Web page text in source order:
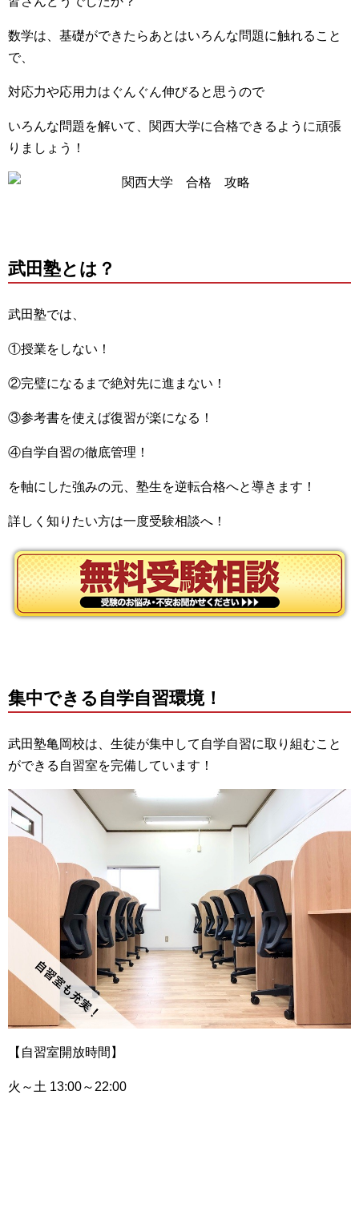
数学は、基礎ができたらあとはいろんな問題に触れること
で、
対応力や応用力はぐんぐん伸びると思うので
いろんな問題を解いて、関西大学に合格できるように頑張
りましょう！
武田塾とは？
武田塾では、
①授業をしない！
②完璧になるまで絶対先に進まない！
③参考書を使えば復習が楽になる！
④自学自習の徹底管理！
を軸にした強みの元、塾生を逆転合格へと導きます！
詳しく知りたい方は一度受験相談へ！
集中できる自学自習環境！
武田塾亀岡校は、生徒が集中して自学自習に取り組むこと
ができる自習室を完備しています！
【自習室開放時間】
火～土 13:00～22:00